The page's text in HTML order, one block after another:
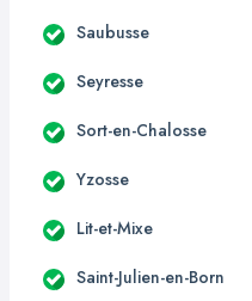
Saubusse
Seyresse
Sort-en-Chalosse
Yzosse
Lit-et-Mixe
Saint-Julien-en-Born